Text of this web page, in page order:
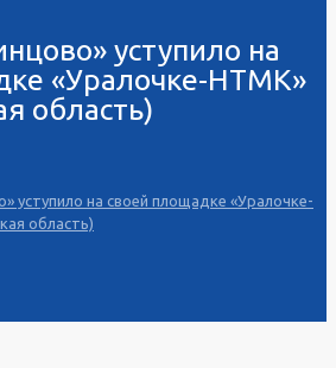
уступило на
«Уралочке-НТМК»
область)
уступило на своей площадке «Уралочке-
область)